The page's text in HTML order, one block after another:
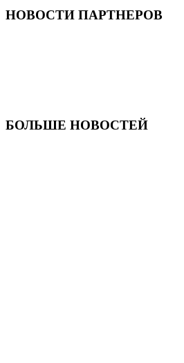
НОВОСТИ ПАРТНЕРОВ
БОЛЬШЕ НОВОСТЕЙ